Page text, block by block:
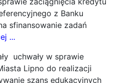
z Banku
sfinansowanie zadań
...
uchwały w sprawie
Lipno do realizacji
szans edukacyjnych